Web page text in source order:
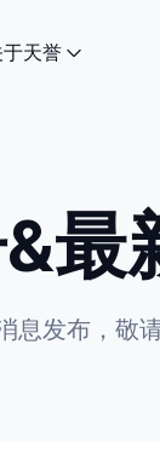
于天誉
最
息发布，敬